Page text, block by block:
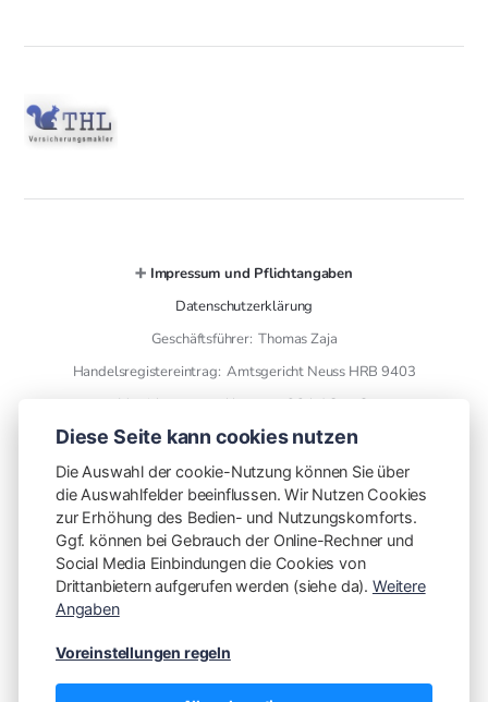
➕ Impressum und Pflichtangaben
Datenschutzerklärung
Geschäftsführer: Thomas Zaja
Handelsregistereintrag: Amtsgericht Neuss HRB 9403
Versicherungsmakler gem. § 34 d GewO
➕ Kontaktdaten
THL Versicherungsmakler GmbH
finanzen mit plan
Otto Wels Str. 8
41466 Neuss
Vorwahl mitwählen!
Diese Seite kann cookies nutzen
Die Auswahl der cookie-Nutzung können Sie über
die Auswahlfelder beeinflussen. Wir Nutzen Cookies
zur Erhöhung des Bedien- und Nutzungskomforts.
Ggf. können bei Gebrauch der Online-Rechner und
Social Media Einbindungen die Cookies von
Drittanbietern aufgerufen werden (siehe da). Weitere
Angaben
Voreinstellungen regeln